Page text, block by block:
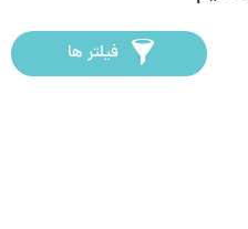
فیلتر ها